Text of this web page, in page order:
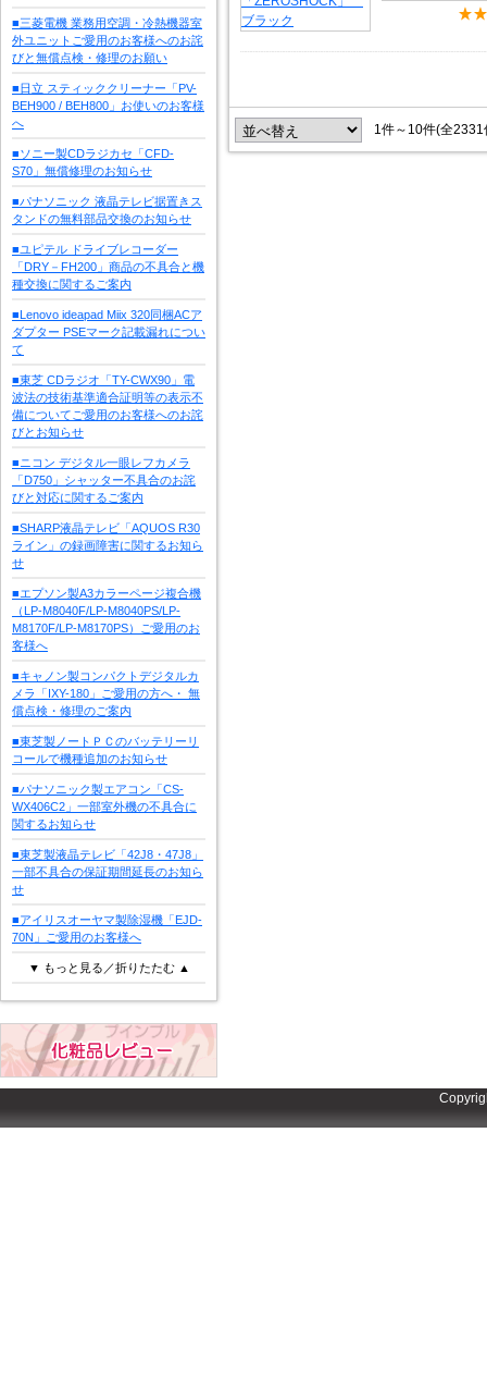
■三菱電機 業務用空調・冷熱機器室
外ユニットご愛用のお客様へのお詫
びと無償点検・修理のお願い
■日立 スティッククリーナー「PV-
BEH900 / BEH800」お使いのお客様
へ
■ソニー製CDラジカセ「CFD-
S70」無償修理のお知らせ
■パナソニック 液晶テレビ据置きス
タンドの無料部品交換のお知らせ
■ユピテル ドライブレコーダー
「DRY－FH200」商品の不具合と機
種交換に関するご案内
■Lenovo ideapad Miix 320同梱ACア
ダプター PSEマーク記載漏れについ
て
■東芝 CDラジオ「TY-CWX90」電
波法の技術基準適合証明等の表示不
備についてご愛用のお客様へのお詫
びとお知らせ
■ニコン デジタル一眼レフカメラ
「D750」シャッター不具合のお詫
びと対応に関するご案内
■SHARP液晶テレビ「AQUOS R30
ライン」の録画障害に関するお知ら
せ
■エプソン製A3カラーページ複合機
（LP-M8040F/LP-M8040PS/LP-
M8170F/LP-M8170PS）ご愛用のお
客様へ
■キャノン製コンパクトデジタルカ
メラ「IXY-180」ご愛用の方へ・ 無
償点検・修理のご案内
■東芝製ノートＰＣのバッテリーリ
コールで機種追加のお知らせ
■パナソニック製エアコン「CS-
WX406C2」一部室外機の不具合に
関するお知らせ
■東芝製液晶テレビ「42J8・47J8」
一部不具合の保証期間延長のお知ら
せ
■アイリスオーヤマ製除湿機「EJD-
70N」ご愛用のお客様へ
▼ もっと見る／折りたたむ ▲
1件～10件(全